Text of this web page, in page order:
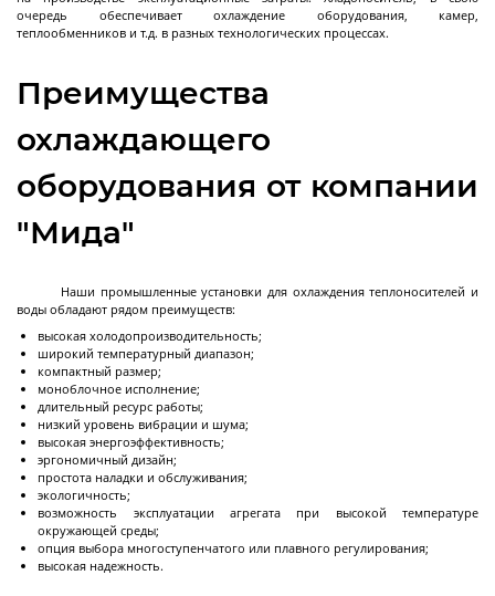
Реакторы эмалированные разъемные объемом
Реакторы эмалированные разъемные объемом
10-25 м3
Реакторы эмалированные в
Далее
Стальные лабораторные нутч-фильтры серии
NFS
Стальные промышленные нутч-фильтры серии
NFS
Нутч-фильтры серии FD
Промышленные нутч-фильтры серии ANFDA
Стальные лабораторные друк-фильтры серии
DFS
Стальные промышленные друк-фильтры серии
DFS
Далее
очередь обеспечивает охлаждение оборудования, камер,
теплообменников и т.д. в разных технологических процессах.
Преимущества
охлаждающего
оборудования от компании
"Мида"
Наши промышленные установки для охлаждения теплоносителей и
воды обладают рядом преимуществ:
высокая холодопроизводительность;
широкий температурный диапазон;
компактный размер;
моноблочное исполнение;
длительный ресурс работы;
низкий уровень вибрации и шума;
высокая энергоэффективность;
эргономичный дизайн;
простота наладки и обслуживания;
экологичность;
возможность эксплуатации агрегата при высокой температуре
окружающей среды;
опция выбора многоступенчатого или плавного регулирования;
высокая надежность.